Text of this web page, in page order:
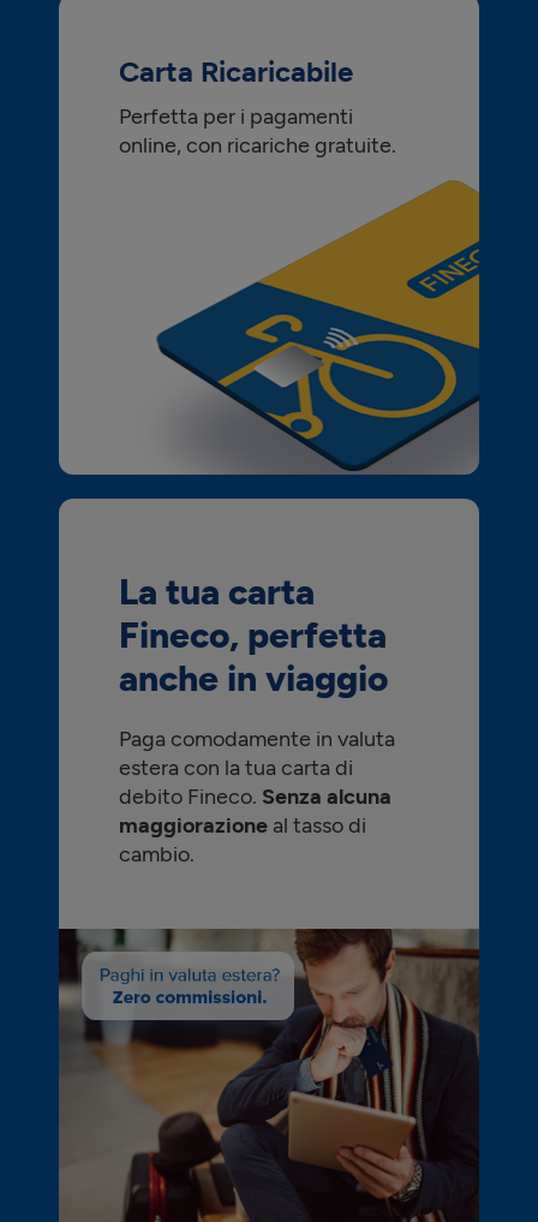
Carta Ricaricabile
Perfetta per i pagamenti
online, con ricariche gratuite.
La tua carta
Fineco, perfetta
anche in viaggio
Paga comodamente in valuta
estera con la tua carta di
debito Fineco. Senza alcuna
maggiorazione al tasso di
cambio.